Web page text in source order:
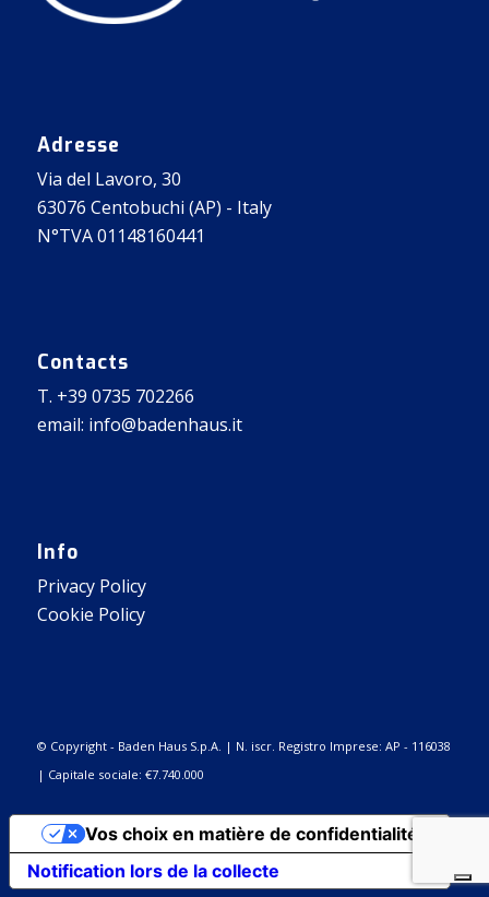
Adresse
Via del Lavoro, 30
63076 Centobuchi (AP) - Italy
N°TVA 01148160441
Contacts
T. +39 0735 702266
email: info@badenhaus.it
Info
Privacy Policy
Cookie Policy
© Copyright - Baden Haus S.p.A. | N. iscr. Registro Imprese: AP - 116038
| Capitale sociale: €7.740.000
Notification lors de la collecte
Vos choix en matière de confidentialité